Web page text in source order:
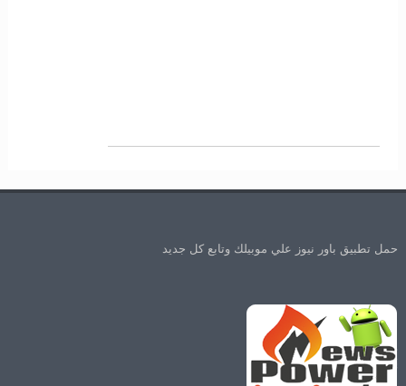
حمل تطبيق باور نيوز علي موبيلك وتابع كل جديد